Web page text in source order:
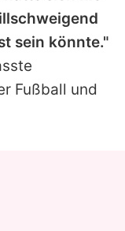
sein könnte."
Fußball und